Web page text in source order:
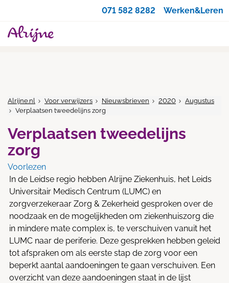
071 582 8282
Werken&Leren
Alrijne.nl Voor verwijzers Nieuwsbrieven 2020
Augustus
Verplaatsen tweedelijns zorg
Verplaatsen tweedelijns
zorg
Voorlezen
In de Leidse regio hebben Alrijne Ziekenhuis, het Leids
Universitair Medisch Centrum (LUMC) en
zorgverzekeraar Zorg & Zekerheid gesproken over de
noodzaak en de mogelijkheden om ziekenhuiszorg die
in mindere mate complex is, te verschuiven vanuit het
LUMC naar de periferie. Deze gesprekken hebben geleid
tot afspraken om als eerste stap de zorg voor een
beperkt aantal aandoeningen te gaan verschuiven. Een
overzicht van deze aandoeningen staat in de lijst